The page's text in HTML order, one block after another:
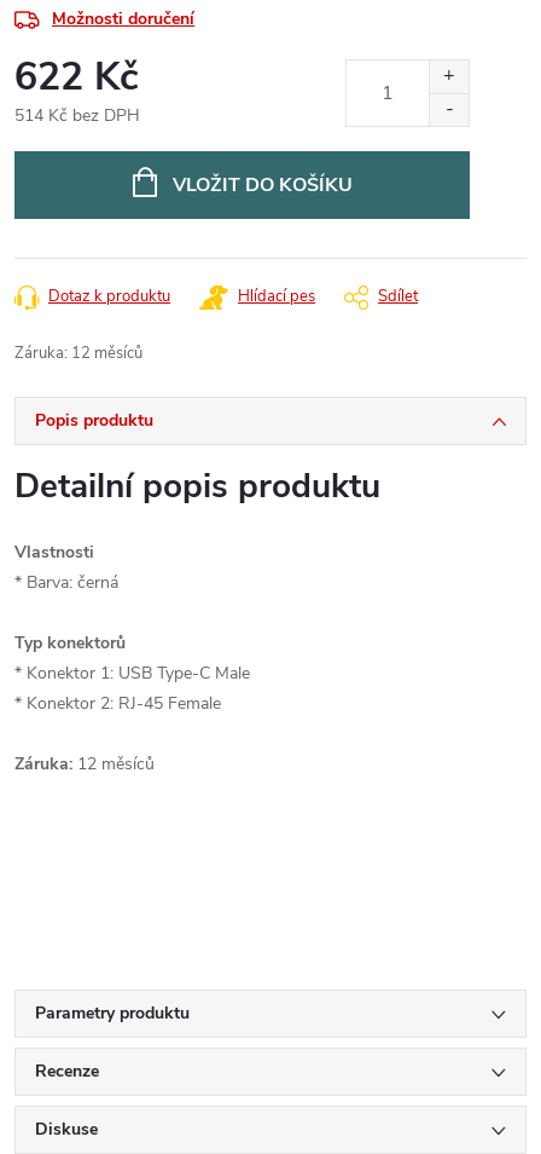
Možnosti doručení
622 Kč
514 Kč bez DPH
VLOŽIT DO KOŠÍKU
Dotaz k produktu Hlídací pes Sdílet
Záruka: 12 měsíců
Popis produktu
Detailní popis produktu
Vlastnosti
* Barva: černá
Typ konektorů
* Konektor 1: USB Type-C Male
* Konektor 2: RJ-45 Female
Záruka: 12 měsíců
Parametry produktu
Recenze
Diskuse